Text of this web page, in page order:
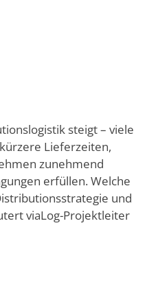
steigt – viele
Lieferzeiten,
zunehmend
erfüllen. Welche
und
viaLog-Projektleiter